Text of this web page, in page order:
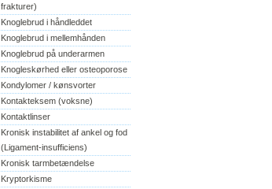
frakturer)
Knoglebrud i håndleddet
Knoglebrud i mellemhånden
Knoglebrud på underarmen
Knogleskørhed eller osteoporose
Kondylomer / kønsvorter
Kontakteksem (voksne)
Kontaktlinser
Kronisk instabilitet af ankel og fod
(Ligament-insufficiens)
Kronisk tarmbetændelse
Kryptorkisme